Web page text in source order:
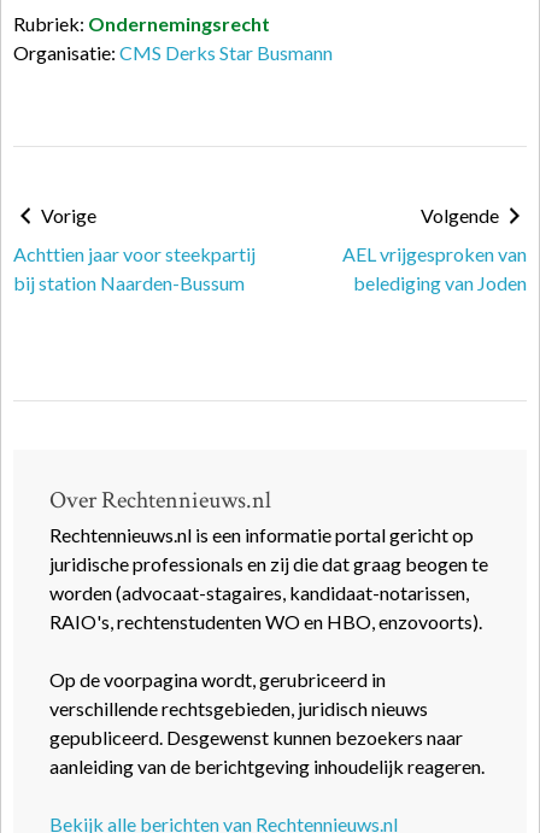
Rubriek: Ondernemingsrecht
Organisatie: CMS Derks Star Busmann
Vorige
Achttien jaar voor steekpartij
bij station Naarden-Bussum
Volgende
AEL vrijgesproken van
belediging van Joden
Over Rechtennieuws.nl
Rechtennieuws.nl is een informatie portal gericht op
juridische professionals en zij die dat graag beogen te
worden (advocaat-stagaires, kandidaat-notarissen,
RAIO's, rechtenstudenten WO en HBO, enzovoorts).
Op de voorpagina wordt, gerubriceerd in
verschillende rechtsgebieden, juridisch nieuws
gepubliceerd. Desgewenst kunnen bezoekers naar
aanleiding van de berichtgeving inhoudelijk reageren.
Bekijk alle berichten van Rechtennieuws.nl